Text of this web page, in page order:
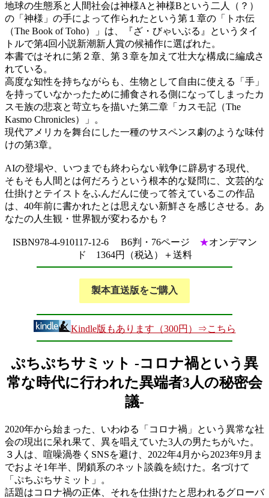
地球の生態系と人間社会は神様Aと神様Bという二人（？）
の「神様」の手によって作られたという第１章の「トホ伝
（The Book of Toho）」は、『ざ・びゃいぶる』というタイ
トルで第4回小説新潮新人賞の候補作に選ばれた。
本書ではそれに第２章、第３章を加えて壮大な構成に編成さ
れている。
高度な知性を持ちながらも、生物として自由に使える「手」
を持っていなかったために捕食される側になってしまったカ
スモ族の悲哀と苛立ちを描いた第二章「カスモ記（The
Kasmo Chronicles）」。
現代アメリカを舞台にした一種のサスペンス劇のような味付
けの第3章。
AIの登場や、いつまでも終わらない戦争に辟易する現代、
そもそも人間とは何だろうという根本的な疑問に、文芸的な
仕掛けとテイストをふんだんに使って答えているこの作品
は、40年前に書かれたとは思えない新鮮さを感じさせる。あ
なたの人生観・世界観が変わるかも？
ISBN978-4-910117-12-6 B6判・76ページ ★オンデマン
ド 1364円（税込）＋送料
製本直送版をご購入
Kindle版もあります（300円）⇒こちら
ぷちぷちサミット -コロナ禍という異
常な時代に行われた異端者3人の秘密会
議-
2020年から始まった、いわゆる「コロナ禍」という異常な社
会の現出に呆れ果て、異を唱えていた3人の男たちがいた。
３人は、喧噪渦巻くSNSを避け、2022年4月から2023年9月ま
でおよそ1年半、閉鎖系のネット談義を続けた。名づけて
「ぷちぷちサミット」。
話題はコロナ禍の正体、それを仕掛けたと思われるグローバ